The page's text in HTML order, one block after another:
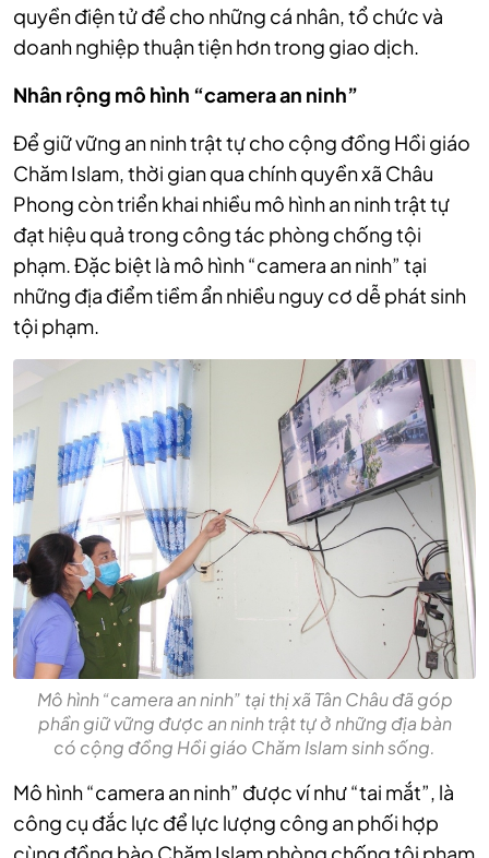
quyền điện tử để cho những cá nhân, tổ chức và
doanh nghiệp thuận tiện hơn trong giao dịch.
Nhân rộng mô hình “camera an ninh”
Để giữ vững an ninh trật tự cho cộng đồng Hồi giáo
Chăm Islam, thời gian qua chính quyền xã Châu
Phong còn triển khai nhiều mô hình an ninh trật tự
đạt hiệu quả trong công tác phòng chống tội
phạm. Đặc biệt là mô hình “camera an ninh” tại
những địa điểm tiềm ẩn nhiều nguy cơ dễ phát sinh
tội phạm.
Mô hình “camera an ninh” tại thị xã Tân Châu đã góp
phần giữ vững được an ninh trật tự ở những địa bàn
có cộng đồng Hồi giáo Chăm Islam sinh sống.
Mô hình “camera an ninh” được ví như “tai mắt”, là
công cụ đắc lực để lực lượng công an phối hợp
cùng đồng bào Chăm Islam phòng chống tội phạm